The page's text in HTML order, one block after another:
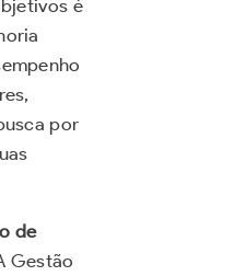
é
por
de
Gestão